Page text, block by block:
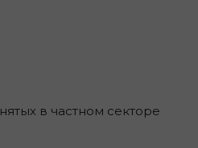
в частном секторе